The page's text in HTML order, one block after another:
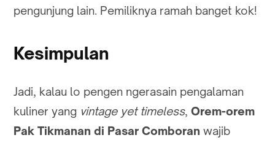
pengunjung lain. Pemiliknya ramah banget kok!
Kesimpulan
Jadi, kalau lo pengen ngerasain pengalaman
kuliner yang vintage yet timeless, Orem-orem
Pak Tikmanan di Pasar Comboran wajib